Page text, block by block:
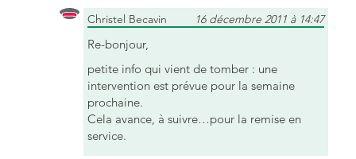
Christel Becavin 16 décembre 2011 à 14:47
Re-bonjour,
petite info qui vient de tomber : une
intervention est prévue pour la semaine
prochaine.
Cela avance, à suivre…pour la remise en
service.